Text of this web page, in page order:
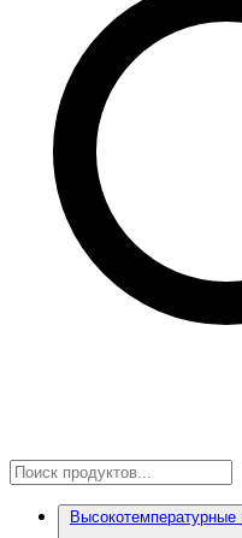
Высокотемпературные